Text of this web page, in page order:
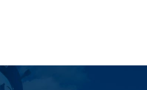
a limpeza de esgotos e
os jogadores de casino
de forma mais intensiva.
muito mais